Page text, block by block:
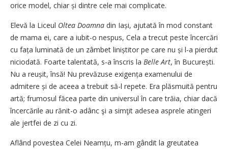
orice model, chiar și dintre cele mai complicate.
Elevă la Liceul Oltea Doamna din Iași, ajutată în mod constant
de mama ei, care a iubit-o nespus, Cela a trecut peste încercări
cu fața luminată de un zâmbet liniștitor pe care nu și l-a pierdut
niciodată. Foarte talentată, s-a înscris la Belle Art, în București.
Nu a reușit, însă! Nu prevăzuse exigența examenului de
admitere și de aceea a trebuit să-l repete. Era plăsmuită pentru
artă; frumosul făcea parte din universul în care trăia, chiar dacă
încercările au rănit-o adânc şi a simţit adesea asprele atingeri
ale jertfei de zi cu zi.
Aflând povestea Celei Neamțu, m-am gândit la greutatea